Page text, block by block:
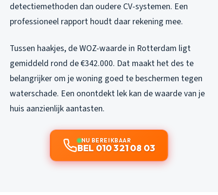
detectiemethoden dan oudere CV-systemen. Een
professioneel rapport houdt daar rekening mee.
Tussen haakjes, de WOZ-waarde in Rotterdam ligt
gemiddeld rond de €342.000. Dat maakt het des te
belangrijker om je woning goed te beschermen tegen
waterschade. Een onontdekt lek kan de waarde van je
huis aanzienlijk aantasten.
NU BEREIKBAAR
BEL 010 321 08 03